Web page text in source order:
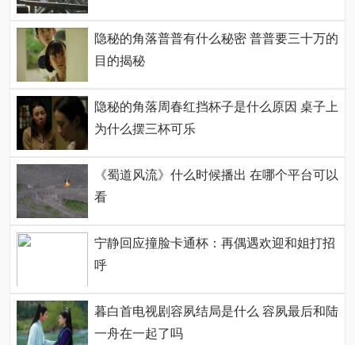
隐秘的角落普普有什么秘密 普普要三十万的
目的揭秘
隐秘的角落周春红挡杯子是什么原因 桌子上
为什么摆三杯可乐
《蜀道风流》什么时候播出 在哪个平台可以
看
宁静回应撞脸卡通杯：再偶遇欢迎和姐打招
呼
暮白首电视剧容夙结局是什么 容夙最后和陆
一舟在一起了吗